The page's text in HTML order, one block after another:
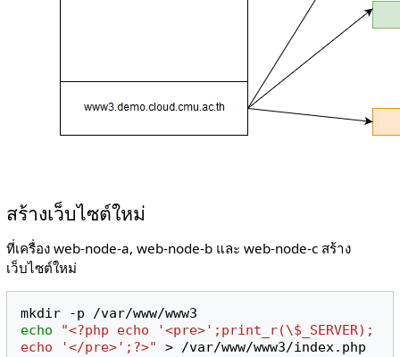
สร้างเว็บไซต์ใหม่
ที่เครื่อง web-node-a, web-node-b และ web-node-c สร้าง
เว็บไซต์ใหม่
echo
"<?php echo '<pre>';print_r(\$_SERVER);
echo '</pre>';?>"